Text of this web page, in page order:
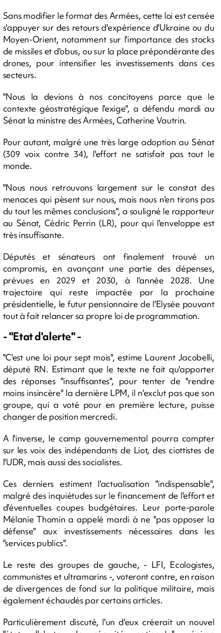
Sans modifier le format des Armées, cette loi est censée
s'appuyer sur des retours d'expérience d'Ukraine ou du
Moyen-Orient, notamment sur l'importance des stocks
de missiles et d'obus, ou sur la place prépondérante des
drones, pour intensifier les investissements dans ces
secteurs.
"Nous la devions à nos concitoyens parce que le
contexte géostratégique l'exige", a défendu mardi au
Sénat la ministre des Armées, Catherine Vautrin.
Pour autant, malgré une très large adoption au Sénat
(309 voix contre 34), l'effort ne satisfait pas tout le
monde.
"Nous nous retrouvons largement sur le constat des
menaces qui pèsent sur nous, mais nous n'en tirons pas
du tout les mêmes conclusions", a souligné le rapporteur
au Sénat, Cédric Perrin (LR), pour qui l'enveloppe est
très insuffisante.
Députés et sénateurs ont finalement trouvé un
compromis, en avançant une partie des dépenses,
prévues en 2029 et 2030, à l'année 2028. Une
trajectoire qui reste impactée par la prochaine
présidentielle, le futur pensionnaire de l'Elysée pouvant
tout à fait relancer sa propre loi de programmation.
- "Etat d'alerte" -
"C'est une loi pour sept mois", estime Laurent Jacobelli,
député RN. Estimant que le texte ne fait qu'apporter
des réponses "insuffisantes", pour tenter de "rendre
moins insincère" la dernière LPM, il n'exclut pas que son
groupe, qui a voté pour en première lecture, puisse
changer de position mercredi.
A l'inverse, le camp gouvernemental pourra compter
sur les voix des indépendants de Liot, des ciottistes de
l'UDR, mais aussi des socialistes.
Ces derniers estiment l'actualisation "indispensable",
malgré des inquiétudes sur le financement de l'effort et
d'éventuelles coupes budgétaires. Leur porte-parole
Mélanie Thomin a appelé mardi à ne "pas opposer la
défense" aux investissements nécessaires dans les
"services publics".
Le reste des groupes de gauche, - LFI, Ecologistes,
communistes et ultramarins -, voteront contre, en raison
de divergences de fond sur la politique militaire, mais
également échaudés par certains articles.
Particulièrement discuté, l'un d'eux créerait un nouvel